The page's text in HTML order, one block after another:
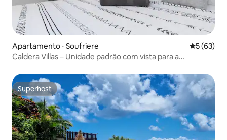
Apartamento ⋅ Soufriere 5 de uma
5 (63)
Caldera Villas – Unidade padrão com vista para a
Superhost
Superhost